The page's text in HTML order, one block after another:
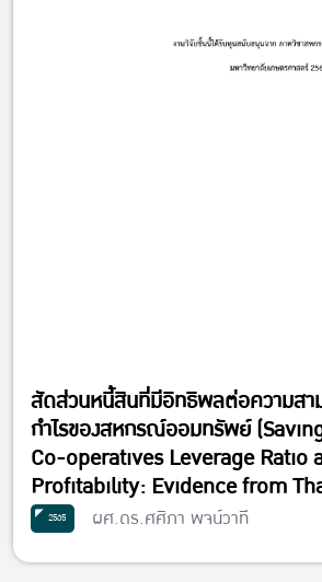
สัดส่วนหนี้สินที่มีอิทธิพลต่อความสา
กำไรของสหกรณ์ออมทรัพย์
Co-operatives Leverage Ratio
Profitability: Evidence from
2565 ผศ.ดร.ศศิภา พจน์วาที